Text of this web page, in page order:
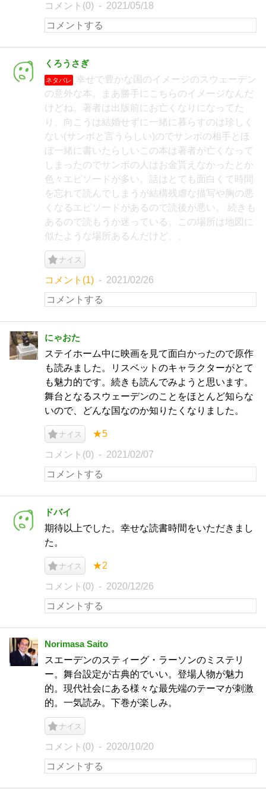
コメント(0) 2021/05/18
くろうさぎ
ネタバレ
幸せで豊かな国のイメージのスウェーデン
の意外な本。まあ勝手にこちらのイメージなんだ
けどね。著者は出版前にお亡くなりになってた
り、向こうは結婚せずに一緒に暮らすのは珍しく
ない(サンボと言うらしい)のでサンボの相手とほ
ぼ一緒に書いたらしいこの本は著者が亡くなって
しまったのでサンボの人はお金貰えなかったとか
色々エピソードが多い。話はとても面白くて時間
を忘れて読んでしまうが結構残虐な描写や胸の悪
くなるエピソードがあるので読後が悪い。 続きも
あるので読もうか迷っている。この場所は地図に
似たような場所あるんだけど、、
ナイス
コメント(1) 2021/02/26
にゃおた
ステイホーム中に映画を見て面白かったので原作
も読みました。リスベットのキャラクターがとて
も魅力的です。続きも読んでみようと思います。
舞台となるスウェーデンのことをほとんど知らな
いので、どんな国なのか知りたくなりました。
ナイス ★5
コメント(0) 2021/02/07
ドバイ
期待以上でした。幸せな読書時間をいただきまし
た。
ナイス ★2
コメント(0) 2020/12/26
Norimasa Saito
スエーデンのスティーグ・ラーソンのミステリ
ー。舞台設定が古典的でいい。登場人物が魅力
的。現代社会にある様々な最先端のテーマが刺激
的。一気読み。下巻が楽しみ。
ナイス
コメント(0) 2020/10/20